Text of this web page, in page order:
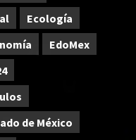
Ecología
EdoMex
de México